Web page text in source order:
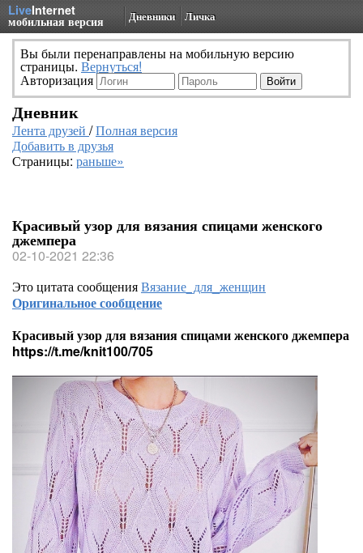
LiveInternet
мобильная версия Дневники Личка
Вы были перенаправлены на мобильную версию
страницы. Вернуться!
Авторизация
Дневник
Лента друзей /Полная версия
Добавить в друзья
Страницы: раньше»
Красивый узор для вязания спицами женского
джемпера
02-10-2021 22:36
Это цитата сообщенияВязание_для_женщин
Оригинальное сообщение
Красивый узор для вязания спицами женского джемпера
https://t.me/knit100/705